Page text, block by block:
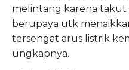
melintang karena
berupaya utk
tersengat arus listrik
ungkapnya.